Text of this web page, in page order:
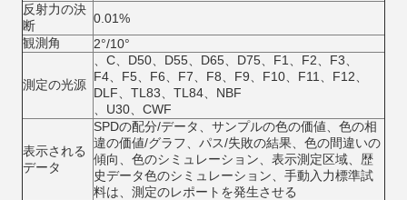
反射力の決
断
0.01%
観測角
2°/10°
測定の光源
、C、D50、D55、D65、D75、F1、F2、F3、
F4、F5、F6、F7、F8、F9、F10、F11、F12、
DLF、TL83、TL84、NBF
、U30、CWF
表示される
データ
SPDの配分/データ、サンプルの色の価値、色の相
違の価値/グラフ、パス/失敗の結果、色の間違いの
傾向、色のシミュレーション、表示測定区域、歴
史データ色のシミュレーション、手動入力標準試
料は、測定のレポートを発生させる